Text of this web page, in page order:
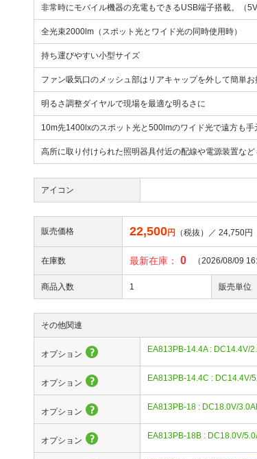
非常時にモバイル機器の充電もできるUSB端子搭載。（
全光束2000lm（スポット光とワイド光の同時使用時）
持ち運びやすい小型サイズ
ファン吸気口のメッシュ部はリアキャップを外して簡単お
明るさ調整ダイヤルで現場を最適な明るさに
10m先1400lxのスポット光と500lmのワイド光で遠方も手
高所に取り付けられた照明器具付近の配線や電源装置など
アイコン
販売価格 22,500円 （税抜）／ 24,750円
在庫数 最新在庫： 0 （2026/08/09
商品入数 1 販売単位
その他関連
オプション EA813PB-14.4A : DC14.4V/
オプション EA813PB-14.4C : DC14.4V/
オプション EA813PB-18 : DC18.0V/
オプション EA813PB-18B : DC18.0V/